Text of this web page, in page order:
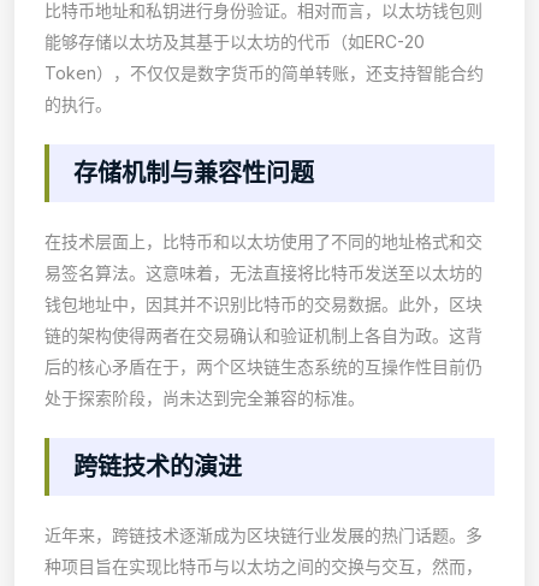
比特币地址和私钥进行身份验证。相对而言，以太坊钱包则
能够存储以太坊及其基于以太坊的代币（如ERC-20
Token），不仅仅是数字货币的简单转账，还支持智能合约
的执行。
存储机制与兼容性问题
在技术层面上，比特币和以太坊使用了不同的地址格式和交
易签名算法。这意味着，无法直接将比特币发送至以太坊的
钱包地址中，因其并不识别比特币的交易数据。此外，区块
链的架构使得两者在交易确认和验证机制上各自为政。这背
后的核心矛盾在于，两个区块链生态系统的互操作性目前仍
处于探索阶段，尚未达到完全兼容的标准。
跨链技术的演进
近年来，跨链技术逐渐成为区块链行业发展的热门话题。多
种项目旨在实现比特币与以太坊之间的交换与交互，然而，